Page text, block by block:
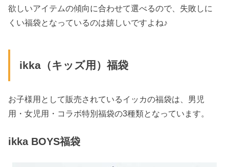
欲しいアイテムの傾向に合わせて選べるので、失敗しに
くい福袋となっているのは嬉しいですよね♪
ikka（キッズ用）福袋
お子様用として販売されているイッカの福袋は、男児
用・女児用・コラボ特別福袋の3種類となっています。
ikka BOYS福袋